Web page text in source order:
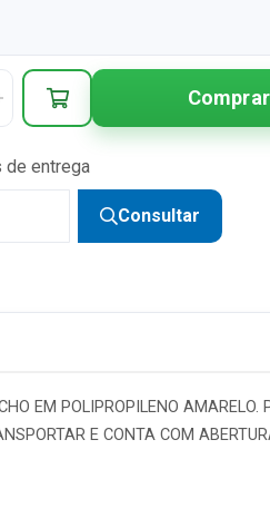
de entrega
Consultar
EM POLIPROPILENO AMARELO.
E CONTA COM